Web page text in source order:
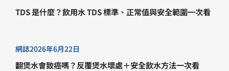
TDS 是什麼？飲用水 TDS 標準、正常值與安全範圍一次看
網誌2026年6月22日
翻煲水會致癌嗎？反覆煲水壞處＋安全飲水方法一次看